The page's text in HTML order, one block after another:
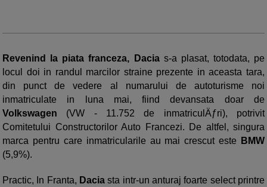
Revenind la piata franceza, Dacia s-a plasat, totodata, pe
locul doi in randul marcilor straine prezente in aceasta tara,
din punct de vedere al numarului de autoturisme noi
inmatriculate in luna mai, fiind devansata doar de
Volkswagen (VW - 11.752 de inmatriculÄƒri), potrivit
Comitetului Constructorilor Auto Francezi. De altfel, singura
marca pentru care inmatricularile au mai crescut este
BMW
(5,9%).
Practic, In Franta, Dacia sta intr-un anturaj foarte select printre